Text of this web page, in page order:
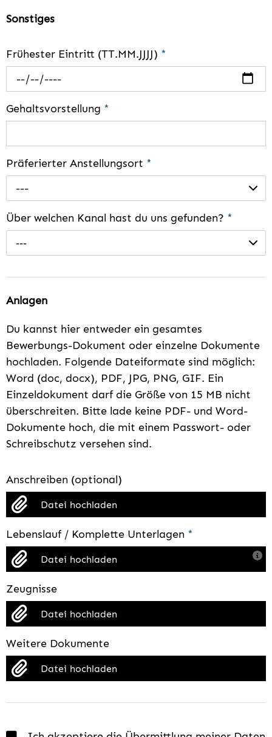
Sonstiges
Frühester Eintritt (TT.MM.JJJJ) *
Gehaltsvorstellung *
Präferierter Anstellungsort *
---
Über welchen Kanal hast du uns gefunden? *
---
Anlagen
Du kannst hier entweder ein gesamtes
Bewerbungs-Dokument oder einzelne Dokumente
hochladen. Folgende Dateiformate sind möglich:
Word (doc, docx), PDF, JPG, PNG, GIF. Ein
Einzeldokument darf die Größe von 15 MB nicht
überschreiten. Bitte lade keine PDF- und Word-
Dokumente hoch, die mit einem Passwort- oder
Schreibschutz versehen sind.
Anschreiben (optional)
Datei hochladen
Lebenslauf / Komplette Unterlagen *
Datei hochladen
Zeugnisse
Datei hochladen
Weitere Dokumente
Datei hochladen